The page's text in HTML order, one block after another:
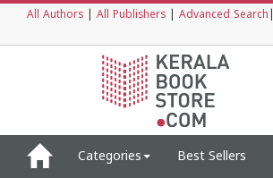
All Authors All Publishers Advanced Search
Categories Best Sellers